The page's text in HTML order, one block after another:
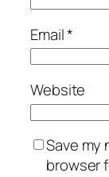
Email*
Website
Save my
browser